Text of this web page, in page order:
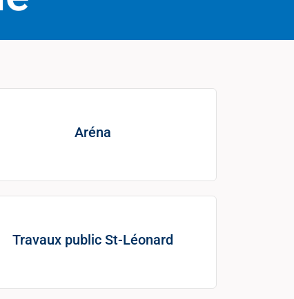
Aréna
Travaux public St-Léonard